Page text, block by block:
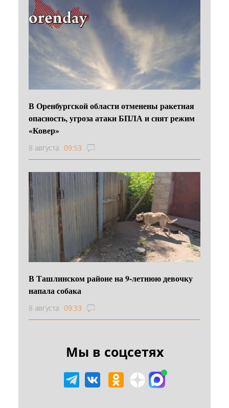
В Оренбургской области отменены ракетная
опасность, угроза атаки БПЛА и снят режим
«Ковер»
8 августа 09:53
В Ташлинском районе на 9-летнюю девочку
напала собака
8 августа 09:33
Мы в соцсетях